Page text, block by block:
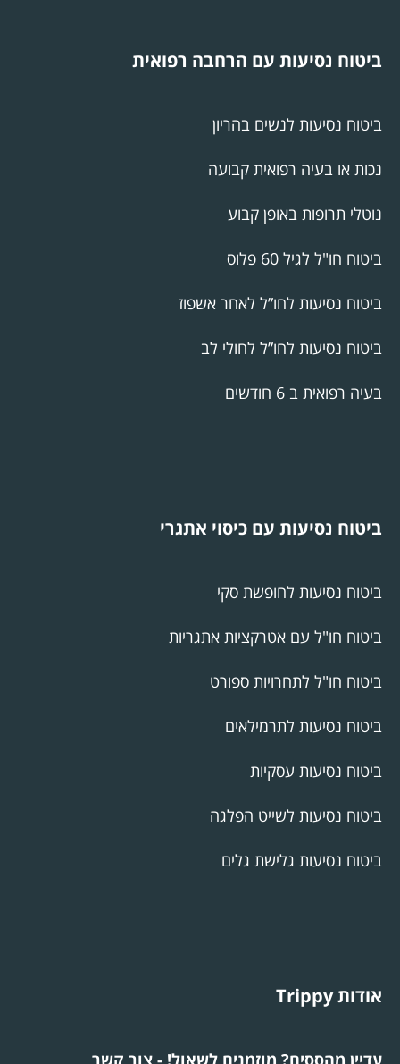
ביטוח נסיעות עם הרחבה רפואית
ביטוח נסיעות לנשים בהריון
נכות או בעיה רפואית קבועה
נוטלי תרופות באופן קבוע
ביטוח חו"ל לגיל 60 פלוס
ביטוח נסיעות לחו”ל לאחר אשפוז
ביטוח נסיעות לחו”ל לחולי לב
בעיה רפואית ב 6 חודשים
ביטוח נסיעות עם כיסוי אתגרי
ביטוח נסיעות לחופשת סקי
ביטוח חו"ל עם אטרקציות אתגריות
ביטוח חו"ל לתחרויות ספורט
ביטוח נסיעות לתרמילאים
ביטוח נסיעות עסקיות
ביטוח נסיעות לשייט הפלגה
ביטוח נסיעות גלישת גלים
אודות Trippy
עדיין מהססים? מוזמנים לשאול! - צור קשר